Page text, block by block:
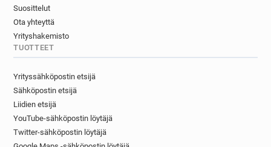
Suosittelut
Ota yhteyttä
Yrityshakemisto
TUOTTEET
Yrityssähköpostin etsijä
Sähköpostin etsijä
Liidien etsijä
YouTube-sähköpostin löytäjä
Twitter-sähköpostin löytäjä